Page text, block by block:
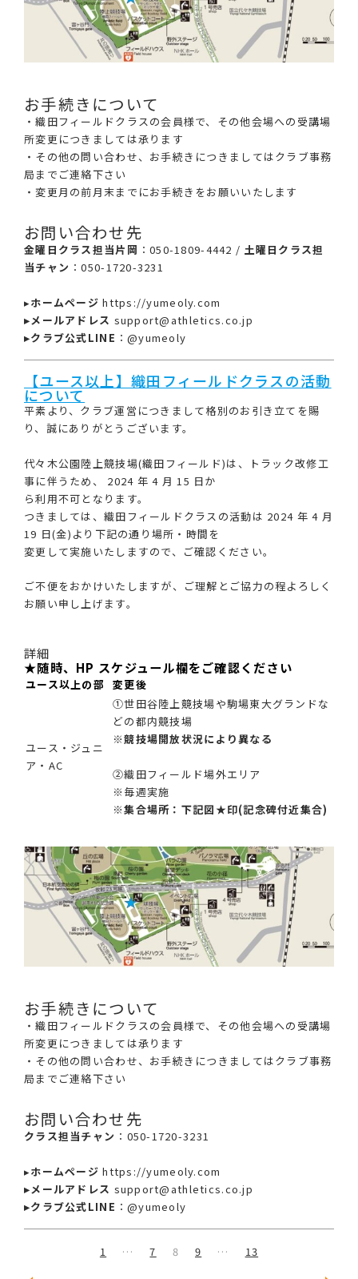
お手続きについて
・織田フィールドクラスの会員様で、その他会場への受講場
所変更につきましては承ります
・その他の問い合わせ、お手続きにつきましてはクラブ事務
局までご連絡下さい
・変更月の前月末までにお手続きをお願いいたします
お問い合わせ先
金曜日クラス担当片岡 ：050-1809-4442 / 土曜日クラス担
当チャン ：050-1720-3231
▸ホームページ https://yumeoly.com
▸メールアドレス support@athletics.co.jp
▸クラブ公式LINE ：@yumeoly
【ユース以上】織田フィールドクラスの活動
について
平素より、クラブ運営につきまして格別のお引き立てを賜
り、誠にありがとうございます。
代々木公園陸上競技場(織田フィールド)は、トラック改修工
事に伴うため、 2024 年 4 月 15 日か
ら利用不可となります。
つきましては、織田フィールドクラスの活動は 2024 年 4 月
19 日(金)より下記の通り場所・時間を
変更して実施いたしますので、ご確認ください。
ご不便をおかけいたしますが、ご理解とご協力の程よろしく
お願い申し上げます。
詳細
★随時、HP スケジュール欄をご確認ください
ユース以上の部 変更後
ユース・ジュニ
ア・AC
①世田谷陸上競技場や駒場東大グランドな
どの都内競技場
※競技場開放状況により異なる
②織田フィールド場外エリア
※毎週実施
※集合場所：下記図★印(記念碑付近集合)
お手続きについて
・織田フィールドクラスの会員様で、その他会場への受講場
所変更につきましては承ります
・その他の問い合わせ、お手続きにつきましてはクラブ事務
局までご連絡下さい
お問い合わせ先
クラス担当チャン ：050-1720-3231
▸ホームページ https://yumeoly.com
▸メールアドレス support@athletics.co.jp
▸クラブ公式LINE ：@yumeoly
1 … 7 8 9 … 13